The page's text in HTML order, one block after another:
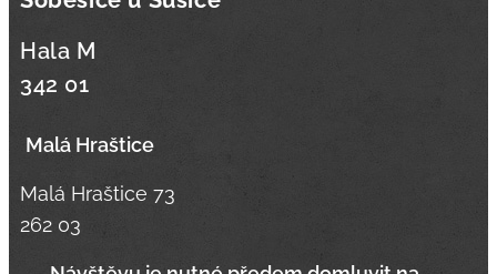
Hala M
342 01
Malá Hraštice
Malá Hraštice 73
262 03